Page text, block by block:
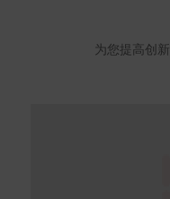
为您提高创